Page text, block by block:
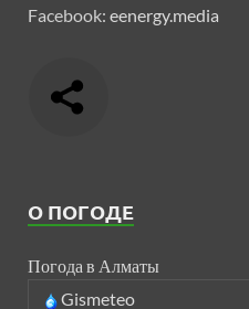
Facebook: eenergy.media
О ПОГОДЕ
Погода в Алматы
Gismeteo